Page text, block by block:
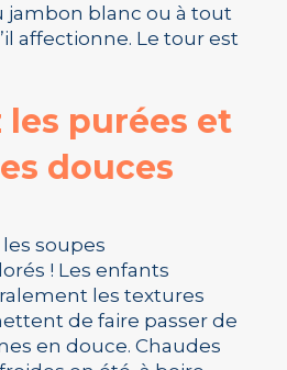
jambon blanc ou à tout
affectionne. Le tour est
les purées et
douces
soupes
! Les enfants
les textures
de faire passer de
en douce. Chaudes